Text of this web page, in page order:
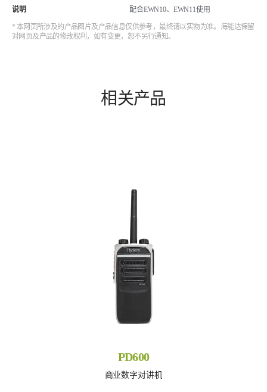
说明 配合EWN10、EWN11使用
* 本网页所涉及的产品图片及产品信息仅供参考，最终请以实物为准。海能达保留
对网页及产品的修改权利，如有变更，恕不另行通知。
相关产品
PD600
商业数字对讲机